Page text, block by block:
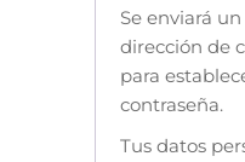
Se enviará
dirección de
para
contraseña.
Tus datos